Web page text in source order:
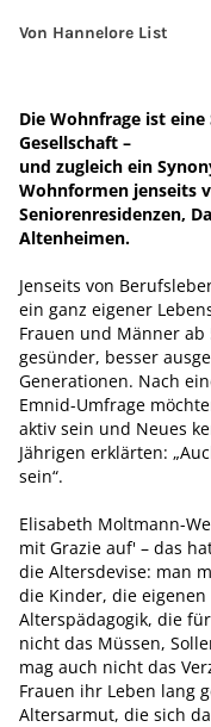
Von Hannelore List
Die Wohnfrage ist
Gesellschaft –
und zugleich ein
Wohnformen jenseits
Seniorenresidenzen,
Altenheimen.
Jenseits von
ein ganz eigener
Frauen und Männer
gesünder, besser
Generationen. Nach
Emnid-Umfrage
aktiv sein und Neues
Jährigen erklärten:
sein“.
Elisabeth Moltmann-
mit Grazie auf' – das
die Altersdevise: man
die Kinder, die
Alterspädagogik, die
nicht das Müssen,
mag auch nicht das
Frauen ihr Leben lang
Altersarmut, die sich